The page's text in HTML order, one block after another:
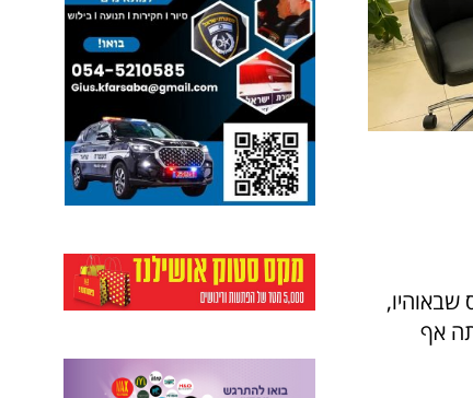
שבאוהיו,
אף